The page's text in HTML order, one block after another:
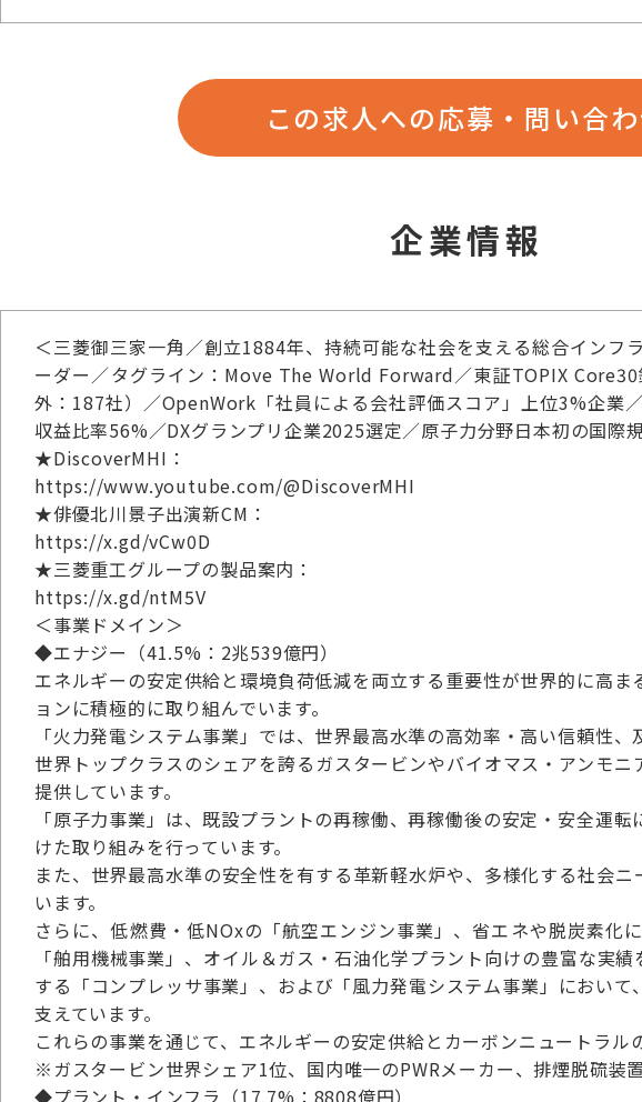
この求人への応募・問い合
企業情報
＜三菱御三家一角／創立1884年、持続可能な社会を支える総合インフ
ーダー／タグライン：Move The World Forward／東証TOPIX
外：187社）／OpenWork「社員による会社評価スコア」上位3%企業
収益比率56%／DXグランプリ企業2025選定／原子力分野日本初の国際
★DiscoverMHI：
https://www.youtube.com/@DiscoverMHI
★俳優北川景子出演新CM：
https://x.gd/vCw0D
★三菱重工グループの製品案内：
https://x.gd/ntM5V
＜事業ドメイン＞
◆エナジー（41.5%：2兆539億円）
エネルギーの安定供給と環境負荷低減を両立する重要性が世界的に高
ョンに積極的に取り組んでいます。
「火力発電システム事業」では、世界最高水準の高効率・高い信頼性
世界トップクラスのシェアを誇るガスタービンやバイオマス・アンモ
提供しています。
「原子力事業」は、既設プラントの再稼働、再稼働後の安定・安全運
けた取り組みを行っています。
また、世界最高水準の安全性を有する革新軽水炉や、多様化する社会
います。
さらに、低燃費・低NOxの「航空エンジン事業」、省エネや脱炭素化
「舶用機械事業」、オイル＆ガス・石油化学プラント向けの豊富な実
する「コンプレッサ事業」、および「風力発電システム事業」におい
支えています。
これらの事業を通じて、エネルギーの安定供給とカーボンニュートラル
※ガスタービン世界シェア1位、国内唯一のPWRメーカー、排煙脱硫装
◆プラント・インフラ（17.7%：8808億円）